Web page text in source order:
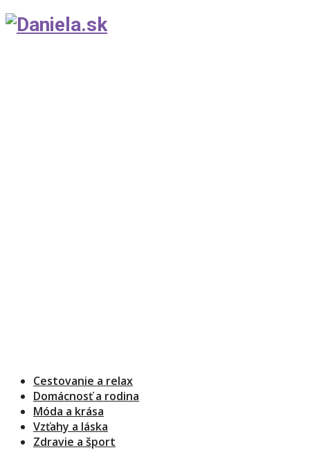
Cestovanie a relax
Domácnosť a rodina
Móda a krása
Vzťahy a láska
Zdravie a šport